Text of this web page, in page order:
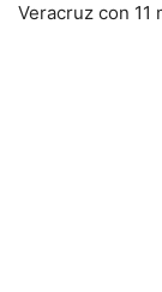
Veracruz con 11